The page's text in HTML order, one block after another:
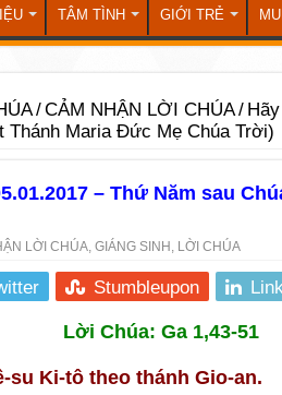
TÂM TÌNH GIỚI TRẺ
/CẢM NHẬN LỜI CHÚA/
Thánh Maria Đức Mẹ Chúa Trời)
– Thứ Năm sau
LỜI CHÚA, GIÁNG SINH , LỜI CHÚA
Stumbleupon
Lời Chúa: Ga 1,43-51
su Ki-tô theo thánh Gio-an.